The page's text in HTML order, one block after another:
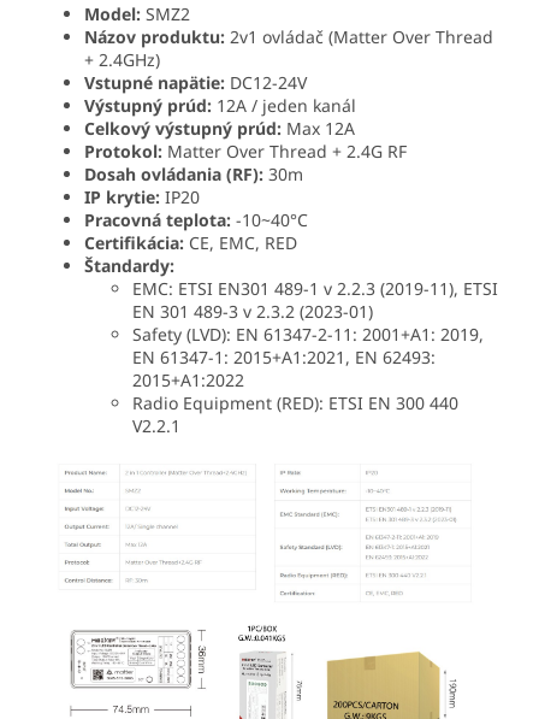
Model: SMZ2
Názov produktu: 2v1 ovládač (Matter Over Thread
+ 2.4GHz)
Vstupné napätie: DC12-24V
Výstupný prúd: 12A / jeden kanál
Celkový výstupný prúd: Max 12A
Protokol: Matter Over Thread + 2.4G RF
Dosah ovládania (RF): 30m
IP krytie: IP20
Pracovná teplota: -10~40°C
Certifikácia: CE, EMC, RED
Štandardy:
EMC: ETSI EN301 489-1 v 2.2.3 (2019-11), ETSI
EN 301 489-3 v 2.3.2 (2023-01)
Safety (LVD): EN 61347-2-11: 2001+A1: 2019,
EN 61347-1: 2015+A1:2021, EN 62493:
2015+A1:2022
Radio Equipment (RED): ETSI EN 300 440
V2.2.1